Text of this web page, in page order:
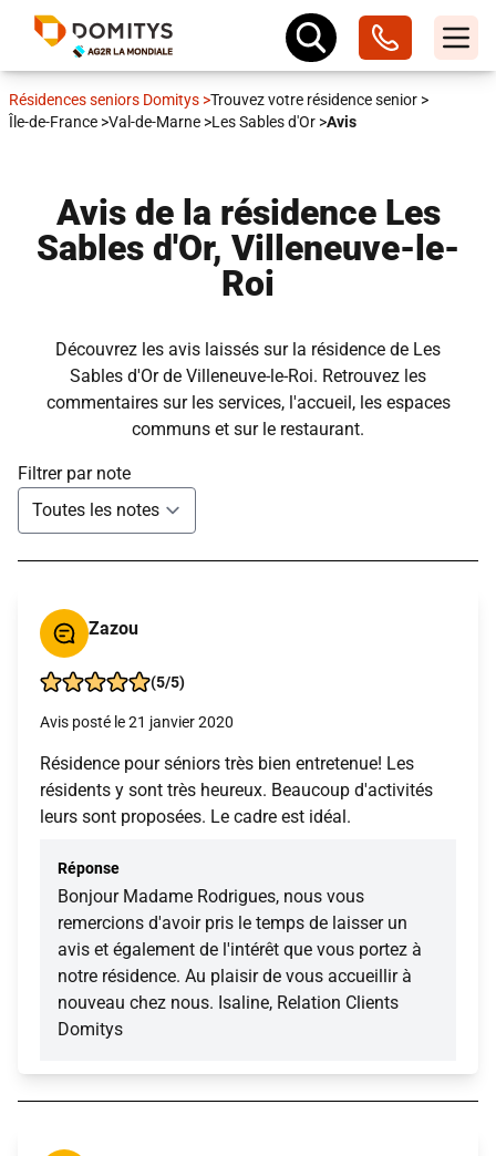
Résidences seniors Domitys >Trouvez votre résidence senior >
Île-de-France >Val-de-Marne >Les Sables d'Or >Avis
Avis de la résidence Les
Sables d'Or, Villeneuve-le-
Roi
Découvrez les avis laissés sur la résidence de Les
Sables d'Or de Villeneuve-le-Roi. Retrouvez les
commentaires sur les services, l'accueil, les espaces
communs et sur le restaurant.
Filtrer par note
Zazou
(5/5)
Avis posté le 21 janvier 2020
Résidence pour séniors très bien entretenue! Les
résidents y sont très heureux. Beaucoup d'activités
leurs sont proposées. Le cadre est idéal.
Réponse
Bonjour Madame Rodrigues, nous vous
remercions d'avoir pris le temps de laisser un
avis et également de l'intérêt que vous portez à
notre résidence. Au plaisir de vous accueillir à
nouveau chez nous. Isaline, Relation Clients
Domitys